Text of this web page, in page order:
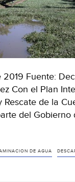
2019 Fuente:
Con el Plan
Rescate de la
del Gobierno
DE AGUA